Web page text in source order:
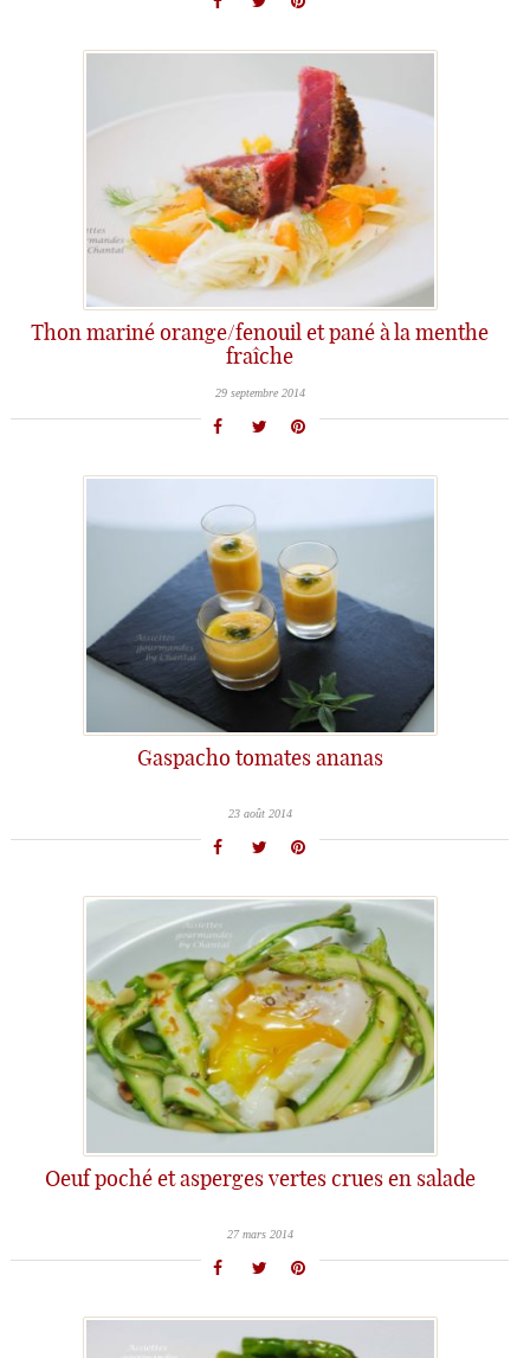
Thon mariné orange/fenouil et pané à la menthe
fraîche
29 septembre 2014
Gaspacho tomates ananas
23 août 2014
Oeuf poché et asperges vertes crues en salade
27 mars 2014